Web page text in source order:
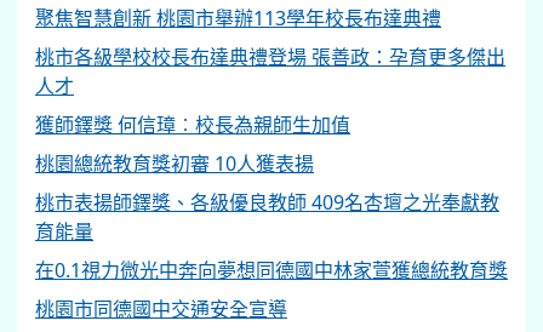
聚焦智慧創新 桃園市舉辦113學年校長布達典禮
桃市各級學校校長布達典禮登場 張善政：孕育更多傑出
人才
獲師鐸獎 何信璋︰校長為親師生加值
桃園總統教育獎初審 10人獲表揚
桃市表揚師鐸獎、各級優良教師 409名杏壇之光奉獻教
育能量
在0.1視力微光中奔向夢想同德國中林家萱獲總統教育獎
桃園市同德國中交通安全宣導